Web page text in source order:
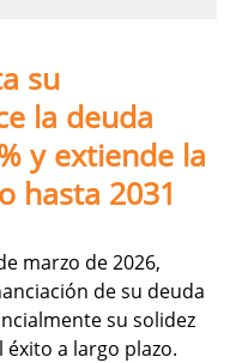
su
la deuda
y extiende la
hasta 2031
marzo de 2026,
de su deuda
su solidez
a largo plazo.